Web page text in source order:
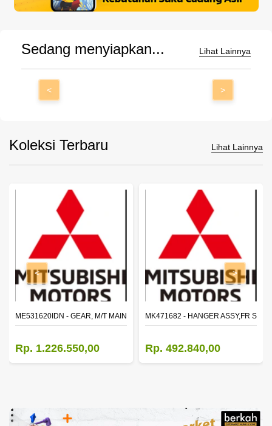
Sedang menyiapkan... Lihat Lainnya
< >
Koleksi Terbaru Lihat Lainnya
2ND SPEED (M035S5)
ME531620IDN - GEAR, M/T MAIN SHAFT REVERSE
Rp. 1.226.550,00
MK471682 - HANGER ASSY,FR
Rp. 492.840,00
< >